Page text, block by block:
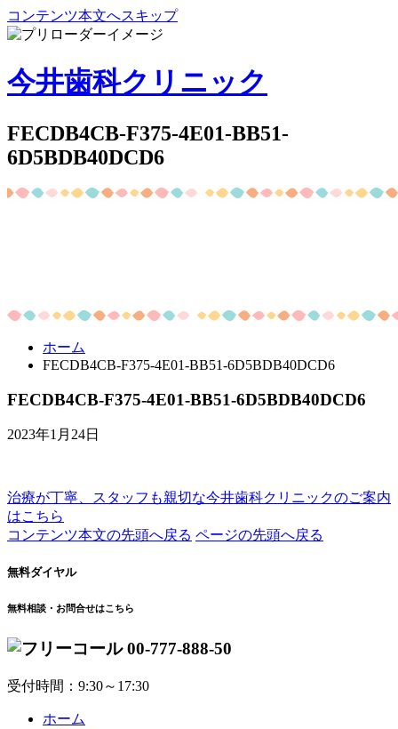
コンテンツ本文へスキップ
今井歯科クリニック
FECDB4CB-F375-4E01-BB51-
6D5BDB40DCD6
ホーム
FECDB4CB-F375-4E01-BB51-6D5BDB40DCD6
FECDB4CB-F375-4E01-BB51-6D5BDB40DCD6
2023年1月24日
治療が丁寧、スタッフも親切な今井歯科クリニックのご案内
はこちら
コンテンツ本文の先頭へ戻る ページの先頭へ戻る
無料ダイヤル
無料相談・お問合せはこちら
00-777-888-50
受付時間：9:30～17:30
ホーム